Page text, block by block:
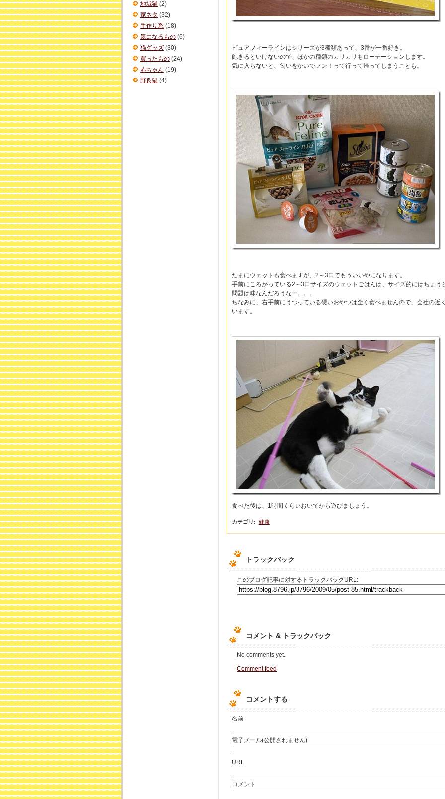
ピュアフィーラインはシリーズが3種類あって、3番が一番好き。
飽きるといけないので、ほかの種類のカリカリもローテーションします。
気に入らないと、匂いをかいでフン！って行って帰ってしまうことも。
たまにウェットも食べますが、2～3口でもういいやになります。
手前にころがっている2～3口サイズのウェットごはんは、サイズ的にはちょう
問題は味なんだろうなー。。。
ちなみに、右手前にうつっている硬いおやつは全く食べませんので、会社の近
います。
食べた後は、1時間くらいおいてから遊びましょう。
カテゴリ : 健康
トラックバック
このブログ記事に対するトラックバックURL:
コメント & トラックバック
No comments yet.
Comment feed
コメントする
名前
電子メール(公開されません)
URL
コメント
地域猫 (2)
家ネタ (32)
手作り系 (18)
気になるもの (6)
猫グッズ (30)
買ったもの (24)
赤ちゃん (19)
野良猫 (4)